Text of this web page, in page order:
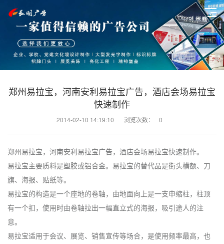
郑州易拉宝，河南安利易拉宝广告，酒店会场易拉宝
快速制作
2014-02-10 14:19:10 浏览次数： 0
郑州易拉宝，河南安利易拉宝广告，酒店会场易拉宝快速制作。
易拉宝主要质料是塑胶或铝合金。易拉宝的替代品是街头横额、刀
旗、海报、贴纸等。
易拉宝的构造是一个座地的卷轴，由地面向上是一支申缩柱，柱顶
有一个扣，使用时由卷轴拉出一幅直立式的海报，吸引途人的注
意。
易拉宝适用于会议、展览、销售宣传等场合，是使用频率最高，也